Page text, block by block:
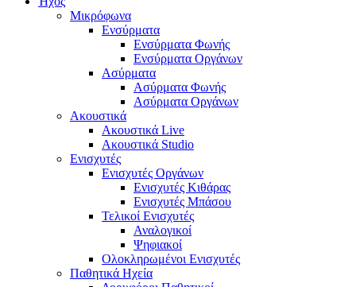
Μικρόφωνα
Ενσύρματα
Ενσύρματα Φωνής
Ενσύρματα Οργάνων
Ασύρματα
Ασύρματα Φωνής
Ασύρματα Οργάνων
Ακουστικά
Ακουστικά Live
Ακουστικά Studio
Ενισχυτές
Ενισχυτές Οργάνων
Ενισχυτές Κιθάρας
Ενισχυτές Μπάσου
Τελικοί Ενισχυτές
Αναλογικοί
Ψηφιακοί
Ολοκληρωμένοι Ενισχυτές
Παθητικά Ηχεία